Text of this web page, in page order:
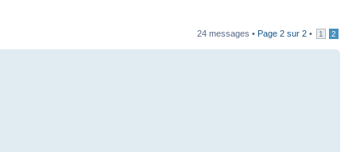
24 messages • Page 2 sur 2 • 1 2